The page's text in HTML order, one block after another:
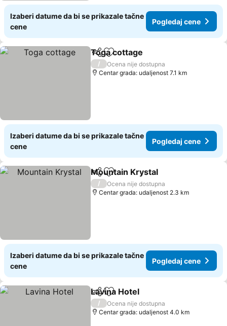
Izaberi datume da bi se prikazale tačne
cene
Pogledaj cene
Deli Dodati u favorite
Toga cottage
/
Ocena nije dostupna
Centar grada: udaljenost 7.1 km
Izaberi datume da bi se prikazale tačne
cene
Pogledaj cene
Deli Dodati u favorite
Mountain Krystal
/
Ocena nije dostupna
Centar grada: udaljenost 2.3 km
Izaberi datume da bi se prikazale tačne
cene
Pogledaj cene
Deli Dodati u favorite
Lavina Hotel
/
Ocena nije dostupna
Centar grada: udaljenost 4.0 km